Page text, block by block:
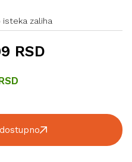
isteka zaliha
RSD